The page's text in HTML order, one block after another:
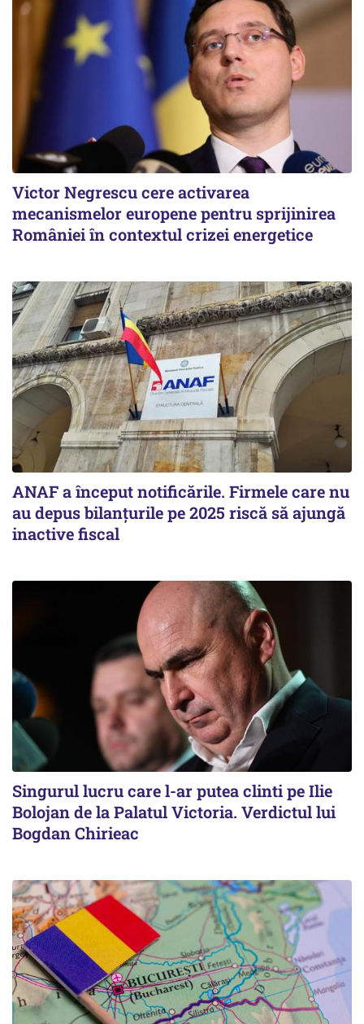
Victor Negrescu cere activarea
mecanismelor europene pentru sprijinirea
României în contextul crizei energetice
ANAF a început notificările. Firmele care nu
au depus bilanțurile pe 2025 riscă să ajungă
inactive fiscal
Singurul lucru care l-ar putea clinti pe Ilie
Bolojan de la Palatul Victoria. Verdictul lui
Bogdan Chirieac